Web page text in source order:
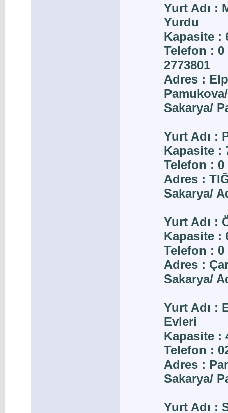
Yurt Adı :
Yurdu
Kapasite :
Telefon : 0
2773801
Adres :
Sakarya/
Yurt Adı :
Kapasite :
Telefon : 0
Adres :
Sakarya/
Yurt Adı :
Kapasite :
Telefon : 0
Adres :
Sakarya/
Yurt Adı :
Evleri
Kapasite :
Telefon :
Adres :
Sakarya/
Yurt Adı :